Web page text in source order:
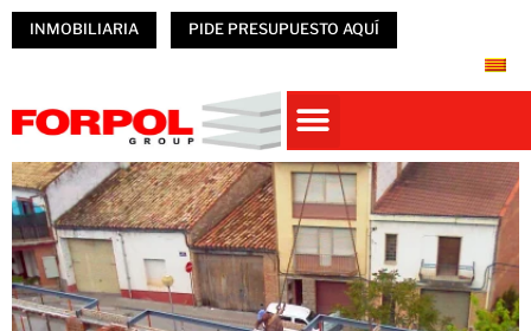
INMOBILIARIA PIDE PRESUPUESTO AQUÍ